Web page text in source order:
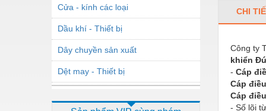
Cửa - kính các loại
Dầu khí - Thiết bị
Dây chuyền sản xuất
Dệt may - Thiết bị
CHI
Công ty
khiển
- Cáp
Cáp
Cáp
- Số lõi